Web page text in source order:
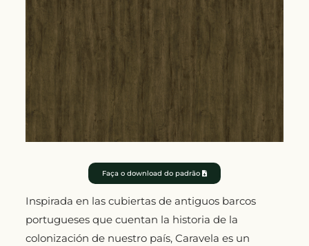
Faça o download do padrão
Inspirada en las cubiertas de antiguos barcos
portugueses que cuentan la historia de la
colonización de nuestro país, Caravela es un